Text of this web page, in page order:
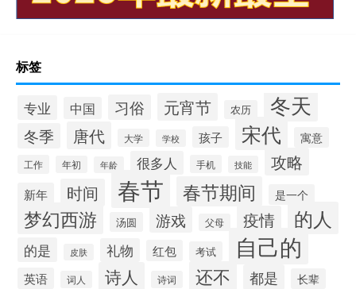
标签
专业 中国 习俗 元宵节 农历 冬天
冬季 唐代 大学 学校 孩子 宋代 寓意
工作 年初 年龄 很多人 手机 技能 攻略
新年 时间 春节 春节期间 是一个
梦幻西游 汤圆 游戏 父母 疫情 的人
的是 皮肤 礼物 红包 考试 自己的
英语 词人 诗人 诗词 还不 都是 长辈